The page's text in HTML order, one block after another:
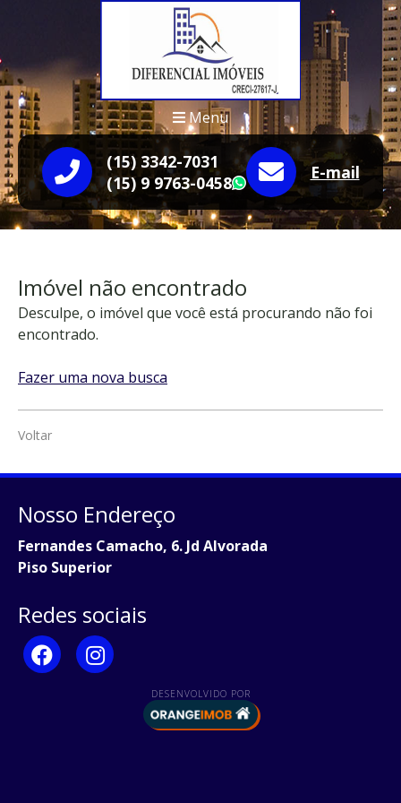
Menu
(15) 3342-7031
(15) 9 9763-0458
WhatsApp
E-mail
Imóvel não encontrado
Desculpe, o imóvel que você está procurando não foi
encontrado.
Fazer uma nova busca
Voltar
Nosso Endereço
Fernandes Camacho, 6. Jd Alvorada
Piso Superior
Redes sociais
DESENVOLVIDO POR